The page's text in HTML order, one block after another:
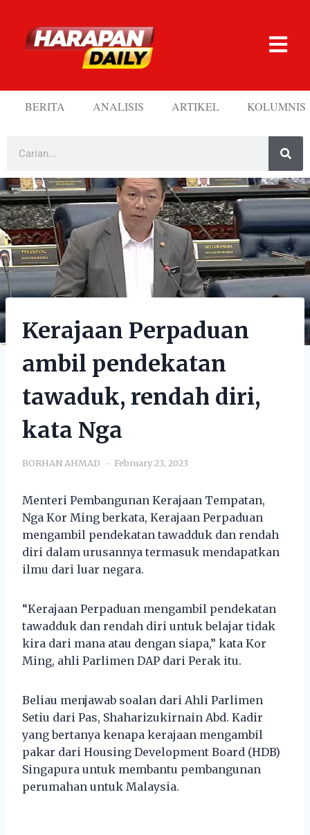
BERITA ANALISIS ARTIKEL KOLUMNIS
Kerajaan Perpaduan
ambil pendekatan
tawaduk, rendah diri,
kata Nga
BORHAN AHMAD February 23, 2023
Menteri Pembangunan Kerajaan Tempatan,
Nga Kor Ming berkata, Kerajaan Perpaduan
mengambil pendekatan tawadduk dan rendah
diri dalam urusannya termasuk mendapatkan
ilmu dari luar negara.
“Kerajaan Perpaduan mengambil pendekatan
tawadduk dan rendah diri untuk belajar tidak
kira dari mana atau dengan siapa,” kata Kor
Ming, ahli Parlimen DAP dari Perak itu.
Beliau menjawab soalan dari Ahli Parlimen
Setiu dari Pas, Shaharizukirnain Abd. Kadir
yang bertanya kenapa kerajaan mengambil
pakar dari Housing Development Board (HDB)
Singapura untuk membantu pembangunan
perumahan untuk Malaysia.